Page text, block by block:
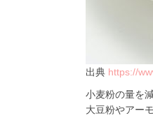
出典 https://
小麦粉の量を
大豆粉やアー